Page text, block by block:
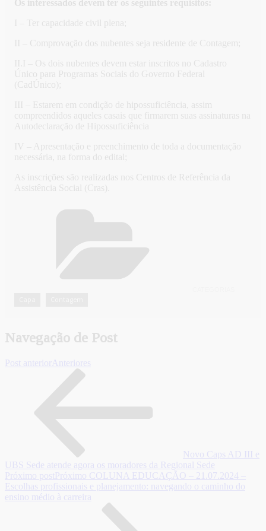
Os interessados devem ter os seguintes requisitos:
I – Ter capacidade civil plena;
II – Comprovação dos nubentes seja residente de Contagem;
II.I – Os dois nubentes devem estar inscritos no Cadastro
Único para Programas Sociais do Governo Federal
(CadÚnico);
III – Estarem em condição de hipossuficiência, assim
compreendidos aqueles casais que firmarem suas assinaturas na
Autodeclaração de Hipossuficiência
IV – Apresentação e preenchimento de toda a documentação
necessária, na forma do edital;
As inscrições são realizadas nos Centros de Referência da
Assistência Social (Cras).
Navegação de Post
Post anterior Anteriores
Novo Caps AD III e
UBS Sede atende agora os moradores da Regional Sede
Próximo post Próximo COLUNA EDUCAÇÃO – 21.07.2024 –
Escolhas profissionais e planejamento: navegando o caminho do
ensino médio à carreira